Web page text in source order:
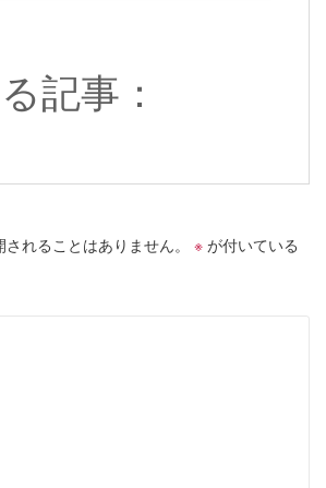
記事：
れることはありません。
※ が付いている